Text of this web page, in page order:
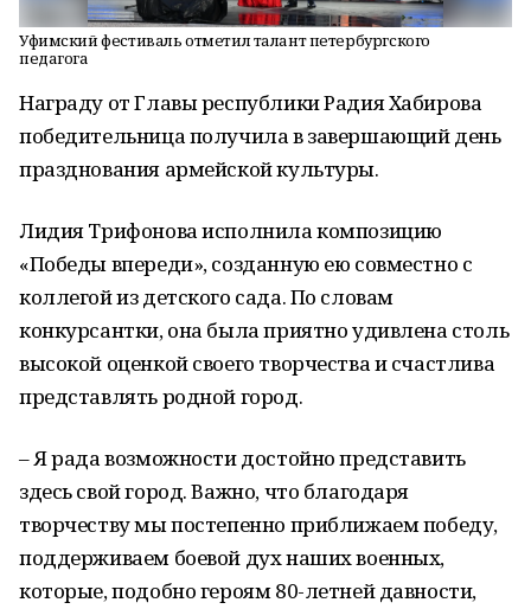
Уфимский фестиваль отметил талант петербургского
педагога
Награду от Главы республики Радия Хабирова
победительница получила в завершающий день
празднования армейской культуры.
Лидия Трифонова исполнила композицию
«Победы впереди», созданную ею совместно с
коллегой из детского сада. По словам
конкурсантки, она была приятно удивлена столь
высокой оценкой своего творчества и счастлива
представлять родной город.
– Я рада возможности достойно представить
здесь свой город. Важно, что благодаря
творчеству мы постепенно приближаем победу,
поддерживаем боевой дух наших военных,
которые, подобно героям 80-летней давности,